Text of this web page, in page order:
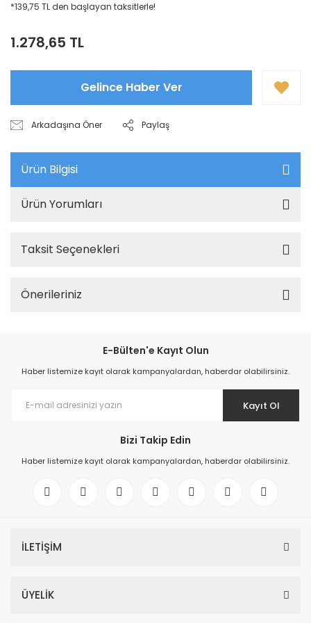
*139,75 TL den başlayan taksitlerle!
1.278,65 TL
Gelince Haber Ver
Arkadaşına Öner Paylaş
Ürün Bilgisi
Ürün Yorumları
Taksit Seçenekleri
Önerileriniz
E-Bülten'e Kayıt Olun
Haber listemize kayıt olarak kampanyalardan, haberdar olabilirsiniz.
Kayıt Ol
Bizi Takip Edin
Haber listemize kayıt olarak kampanyalardan, haberdar olabilirsiniz.
İLETİŞİM
ÜYELİK